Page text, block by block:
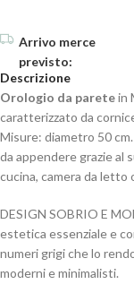
Descrizione
Orologio da paretein
caratterizzato da
Misure: diametro 50
da appendere grazie al
cucina, camera da
DESIGN SOBRIO E
estetica essenziale e
numeri grigi che lo
moderni e minimalisti.